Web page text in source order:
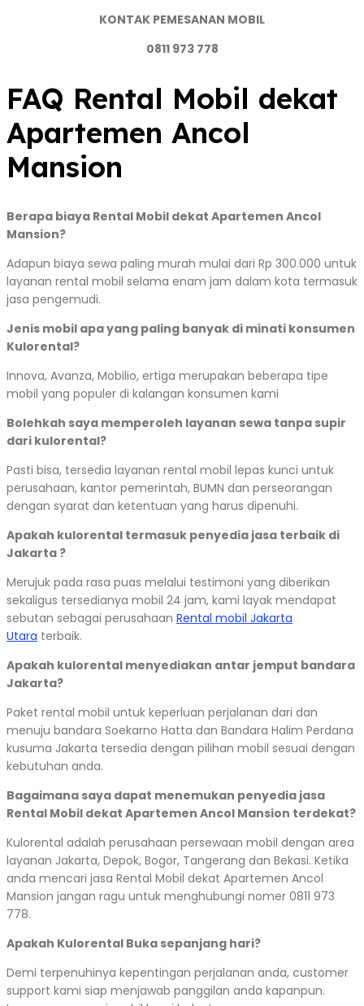
KONTAK PEMESANAN MOBIL
0811 973 778
FAQ Rental Mobil dekat
Apartemen Ancol
Mansion
Berapa biaya Rental Mobil dekat Apartemen Ancol
Mansion?
Adapun biaya sewa paling murah mulai dari Rp 300.000 untuk
layanan rental mobil selama enam jam dalam kota termasuk
jasa pengemudi.
Jenis mobil apa yang paling banyak di minati konsumen
Kulorental?
Innova, Avanza, Mobilio, ertiga merupakan beberapa tipe
mobil yang populer di kalangan konsumen kami
Bolehkah saya memperoleh layanan sewa tanpa supir
dari kulorental?
Pasti bisa, tersedia layanan rental mobil lepas kunci untuk
perusahaan, kantor pemerintah, BUMN dan perseorangan
dengan syarat dan ketentuan yang harus dipenuhi.
Apakah kulorental termasuk penyedia jasa terbaik di
Jakarta ?
Merujuk pada rasa puas melalui testimoni yang diberikan
sekaligus tersedianya mobil 24 jam, kami layak mendapat
sebutan sebagai perusahaan Rental mobil Jakarta
Utara terbaik.
Apakah kulorental menyediakan antar jemput bandara
Jakarta?
Paket rental mobil untuk keperluan perjalanan dari dan
menuju bandara Soekarno Hatta dan Bandara Halim Perdana
kusuma Jakarta tersedia dengan pilihan mobil sesuai dengan
kebutuhan anda.
Bagaimana saya dapat menemukan penyedia jasa
Rental Mobil dekat Apartemen Ancol Mansion terdekat?
Kulorental adalah perusahaan persewaan mobil dengan area
layanan Jakarta, Depok, Bogor, Tangerang dan Bekasi. Ketika
anda mencari jasa Rental Mobil dekat Apartemen Ancol
Mansion jangan ragu untuk menghubungi nomer 0811 973
778.
Apakah Kulorental Buka sepanjang hari?
Demi terpenuhinya kepentingan perjalanan anda, customer
support kami siap menjawab panggilan anda kapanpun.